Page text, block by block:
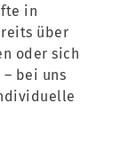
in
über
oder sich
bei uns